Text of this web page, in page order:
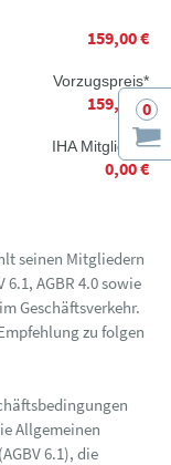
0
159,00 €
Vorzugspreis*
159,00 €
IHA Mitglieder
0,00 €
seinen Mitgliedern
6.1, AGBR 4.0 sowie
Geschäftsverkehr.
zu folgen
Allgemeinen
6.1), die